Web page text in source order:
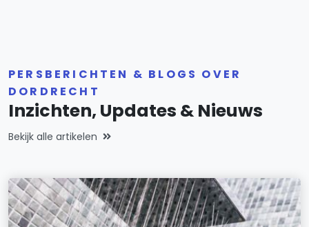
PERSBERICHTEN & BLOGS OVER
DORDRECHT
Inzichten, Updates & Nieuws
Bekijk alle artikelen